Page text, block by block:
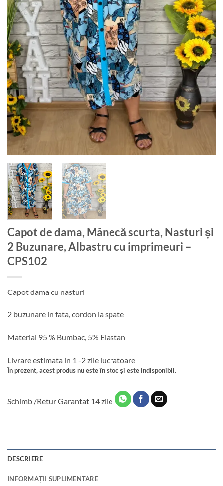
Capot de dama, Mânecă scurta, Nasturi și
2 Buzunare, Albastru cu imprimeuri –
CPS102
Capot dama cu nasturi
2 buzunare in fata, cordon la spate
Material 95 % Bumbac, 5% Elastan
Livrare estimata in 1 -2 zile lucratoare
În prezent, acest produs nu este în stoc și este indisponibil.
Schimb /Retur Garantat 14 zile
DESCRIERE
INFORMAȚII SUPLIMENTARE